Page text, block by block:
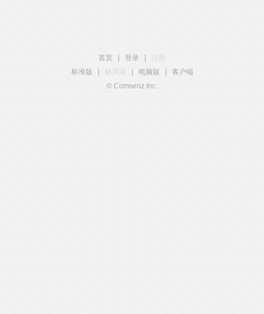
首页 登录
注册
标准版
触屏版 电脑版
客户端
© Comsenz Inc.